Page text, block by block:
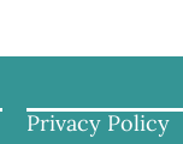
Privacy Policy